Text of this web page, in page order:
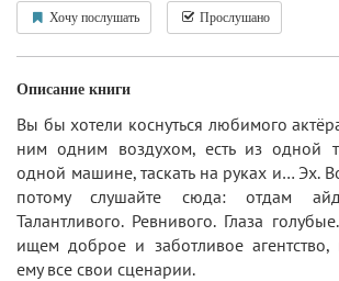
Хочу послушать Прослушано
Описание книги
Вы бы хотели коснуться любимого
ним одним воздухом, есть из одной
одной машине, таскать на руках и… Эх.
потому слушайте сюда: отдам
Талантливого. Ревнивого. Глаза
ищем доброе и заботливое агентство,
ему все свои сценарии.